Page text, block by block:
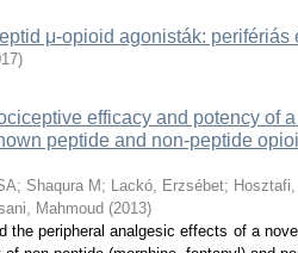
μ-opioid agonisták:
)
efficacy and potency of
peptide and non-peptide
; Shaqura M ; Lackó, Erzsébet;
Mahmoud (2013)
the peripheral analgesic effects of a